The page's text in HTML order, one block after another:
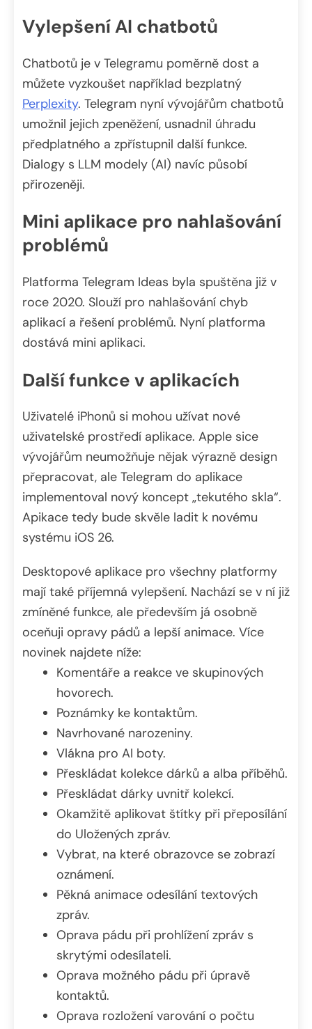
Vylepšení AI chatbotů
Chatbotů je v Telegramu poměrně dost a
můžete vyzkoušet například bezplatný
Perplexity. Telegram nyní vývojářům chatbotů
umožnil jejich zpeněžení, usnadnil úhradu
předplatného a zpřístupnil další funkce.
Dialogy s LLM modely (AI) navíc působí
přirozeněji.
Mini aplikace pro nahlašování
problémů
Platforma Telegram Ideas byla spuštěna již v
roce 2020. Slouží pro nahlašování chyb
aplikací a řešení problémů. Nyní platforma
dostává mini aplikaci.
Další funkce v aplikacích
Uživatelé iPhonů si mohou užívat nové
uživatelské prostředí aplikace. Apple sice
vývojářům neumožňuje nějak výrazně design
přepracovat, ale Telegram do aplikace
implementoval nový koncept „tekutého skla“.
Apikace tedy bude skvěle ladit k novému
systému iOS 26.
Desktopové aplikace pro všechny platformy
mají také příjemná vylepšení. Nachází se v ní již
zmíněné funkce, ale především já osobně
oceňuji opravy pádů a lepší animace. Více
novinek najdete níže:
Komentáře a reakce ve skupinových
hovorech.
Poznámky ke kontaktům.
Navrhované narozeniny.
Vlákna pro AI boty.
Přeskládat kolekce dárků a alba příběhů.
Přeskládat dárky uvnitř kolekcí.
Okamžitě aplikovat štítky při přeposílání
do Uložených zpráv.
Vybrat, na které obrazovce se zobrazí
oznámení.
Pěkná animace odesílání textových
zpráv.
Oprava pádu při prohlížení zpráv s
skrytými odesílateli.
Oprava možného pádu při úpravě
kontaktů.
Oprava rozložení varování o počtu